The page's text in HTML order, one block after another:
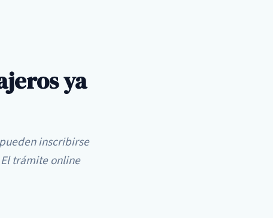
ya
inscribirse
trámite online